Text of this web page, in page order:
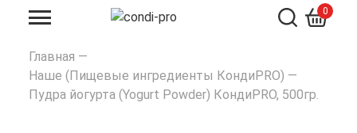
0
Главная —
Наше (Пищевые ингредиенты КондиPRO) —
Пудра йогурта (Yogurt Powder) КондиPRO, 500гр.